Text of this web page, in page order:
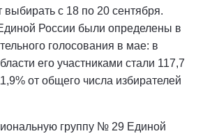
выбирать с 18 по 20 сентября.
России были определены в
голосования в мае: в
его участниками стали 117,7
от общего числа избирателей
группу № 29 Единой